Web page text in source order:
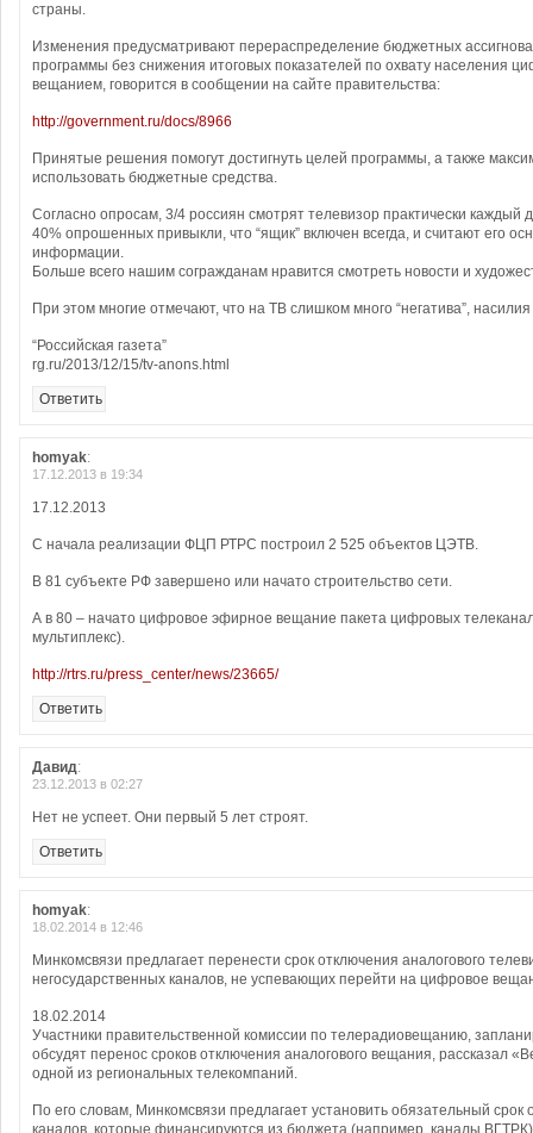
страны.
Изменения предусматривают перераспределение бюджетных
программы без снижения итоговых показателей по охвату населения
вещанием, говорится в сообщении на сайте правительства:
http://government.ru/docs/8966
Принятые решения помогут достигнуть целей программы, а также
использовать бюджетные средства.
Согласно опросам, 3/4 россиян смотрят телевизор практически каждый
40% опрошенных привыкли, что “ящик” включен всегда, и считают его
информации.
Больше всего нашим согражданам нравится смотреть новости и
При этом многие отмечают, что на ТВ слишком много “негатива”,
“Российская газета”
rg.ru/2013/12/15/tv-anons.html
Ответить
homyak:
17.12.2013 в 19:34
17.12.2013
С начала реализации ФЦП РТРС построил 2 525 объектов ЦЭТВ.
В 81 субъекте РФ завершено или начато строительство сети.
А в 80 – начато цифровое эфирное вещание пакета цифровых
мультиплекс).
http://rtrs.ru/press_center/news/23665/
Ответить
Давид:
23.12.2013 в 02:27
Нет не успеет. Они первый 5 лет строят.
Ответить
homyak:
18.02.2014 в 12:46
Минкомсвязи предлагает перенести срок отключения аналогового
негосударственных каналов, не успевающих перейти на цифровое
18.02.2014
Участники правительственной комиссии по телерадиовещанию,
обсудят перенос сроков отключения аналогового вещания, рассказал
одной из региональных телекомпаний.
По его словам, Минкомсвязи предлагает установить обязательный срок
каналов, которые финансируются из бюджета (например, каналы